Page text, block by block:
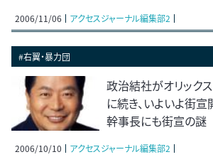
2006/11/06 アクセスジャーナル編集部2
#右翼・暴力団
政治結社がオリックス
に続き、いよいよ街宣
幹事長にも街宣の謎
2006/10/10 アクセスジャーナル編集部2